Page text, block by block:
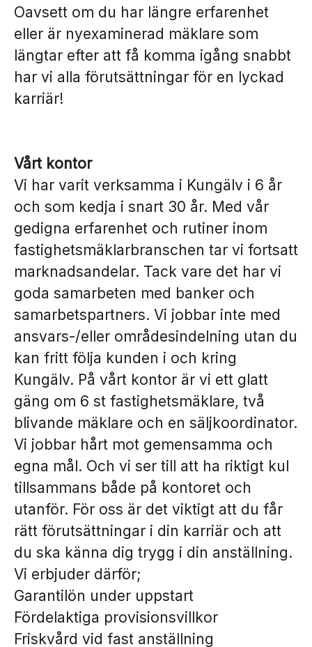
Oavsett om du har längre erfarenhet
eller är nyexaminerad mäklare som
längtar efter att få komma igång snabbt
har vi alla förutsättningar för en lyckad
karriär!
Vårt kontor
Vi har varit verksamma i Kungälv i 6 år
och som kedja i snart 30 år. Med vår
gedigna erfarenhet och rutiner inom
fastighetsmäklarbranschen tar vi fortsatt
marknadsandelar. Tack vare det har vi
goda samarbeten med banker och
samarbetspartners. Vi jobbar inte med
ansvars-/eller områdesindelning utan du
kan fritt följa kunden i och kring
Kungälv. På vårt kontor är vi ett glatt
gäng om 6 st fastighetsmäklare, två
blivande mäklare och en säljkoordinator.
Vi jobbar hårt mot gemensamma och
egna mål. Och vi ser till att ha riktigt kul
tillsammans både på kontoret och
utanför. För oss är det viktigt att du får
rätt förutsättningar i din karriär och att
du ska känna dig trygg i din anställning.
Vi erbjuder därför;
Garantilön under uppstart
Fördelaktiga provisionsvillkor
Friskvård vid fast anställning